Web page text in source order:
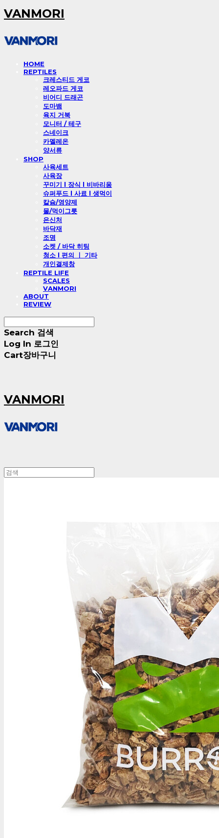
VANMORI
HOME
REPTILES
크레스티드 게코
레오파드 게코
비어디 드래곤
도마뱀
육지 거북
모니터 / 테구
스네이크
카멜레온
양서류
SHOP
사육세트
사육장
꾸미기 l 장식 l 비바리움
슈퍼푸드 l 사료 l 생먹이
칼슘/영양제
물/먹이그릇
은신처
바닥재
조명
소켓 / 바닥 히팅
청소 l 편의 ㅣ 기타
개인결제창
REPTILE LIFE
SCALES
VANMORI
ABOUT
REVIEW
Search 검색
Log In 로그인
Cart장바구니
VANMORI